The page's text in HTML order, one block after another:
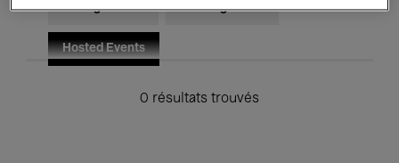
Enseignement Visites guidées
Hosted Events
0 résultats trouvés